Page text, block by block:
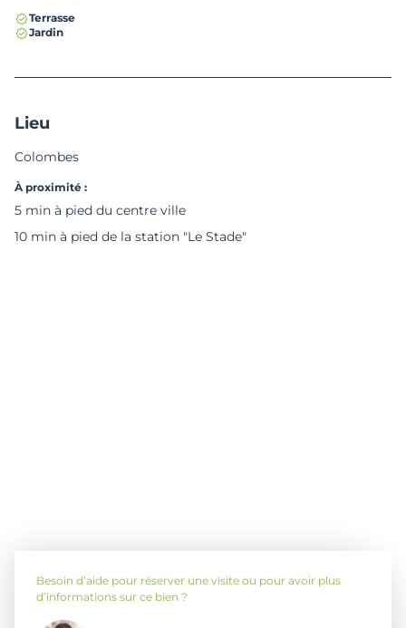
Terrasse
Jardin
Lieu
Colombes
À proximité :
5 min à pied du centre ville
10 min à pied de la station "Le Stade"
Besoin d’aide pour réserver une visite ou pour avoir plus
d’informations sur ce bien ?